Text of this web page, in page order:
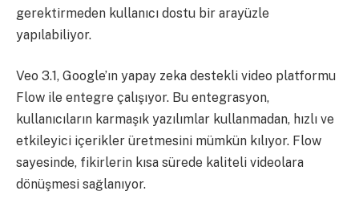
gerektirmeden kullanıcı dostu bir arayüzle
yapılabiliyor.
Veo 3.1, Google’ın yapay zeka destekli video platformu
Flow ile entegre çalışıyor. Bu entegrasyon,
kullanıcıların karmaşık yazılımlar kullanmadan, hızlı ve
etkileyici içerikler üretmesini mümkün kılıyor. Flow
sayesinde, fikirlerin kısa sürede kaliteli videolara
dönüşmesi sağlanıyor.